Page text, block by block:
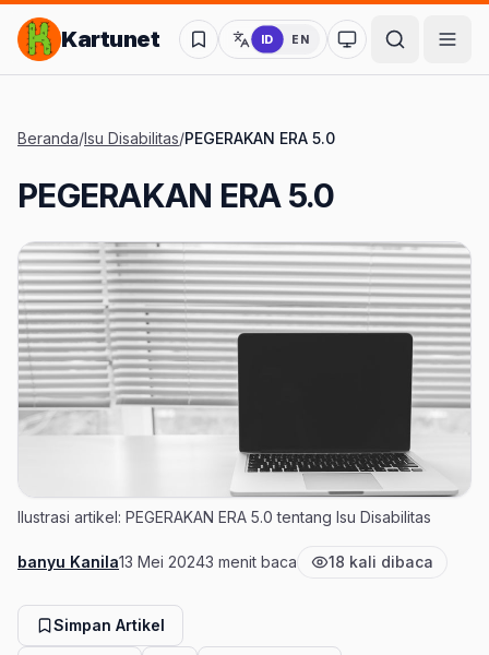
Lompat ke Konten Utama
Kartunet ID EN
Ubah ke mode
Beranda/Isu Disabilitas/PEGERAKAN ERA 5.0
PEGERAKAN ERA 5.0
Ilustrasi artikel: PEGERAKAN ERA 5.0 tentang Isu Disabilitas
Penulis
banyu KanilaTanggal terbit
13 Mei 2024Estimasi waktu baca
3 menit baca Jumlah pembaca
18 kali dibaca
Simpan Artikel